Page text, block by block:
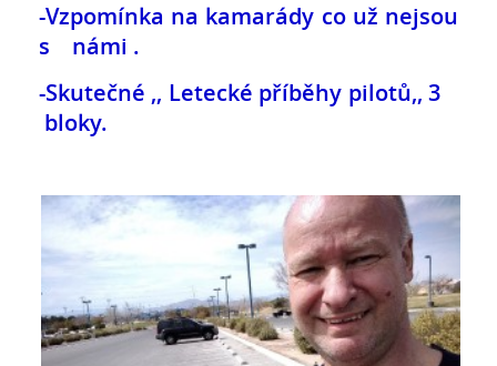
-Vzpomínka na kamarády co už nejsou
s námi .
-Skutečné ,, Letecké příběhy pilotů,, 3
bloky.